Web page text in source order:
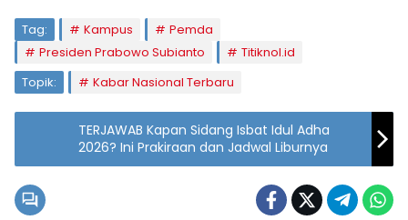
Tag: Kampus
Pemda
Presiden Prabowo Subianto
Titiknol.id
Topik:
Kabar Nasional Terbaru
TERJAWAB Kapan Sidang Isbat Idul Adha
2026? Ini Prakiraan dan Jadwal Liburnya